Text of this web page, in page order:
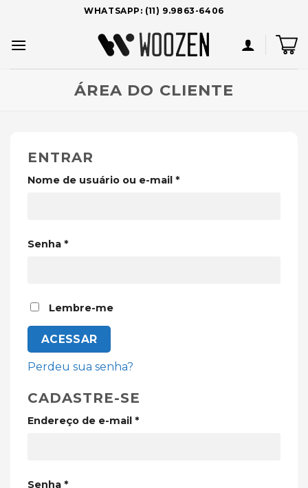
content
WHATSAPP: (11) 9.9863-6406
ÁREA DO CLIENTE
ENTRAR
Nome de usuário ou e-mail *Obrigatório
Senha *Obrigatório
Lembre-me
ACESSAR
Perdeu sua senha?
CADASTRE-SE
Endereço de e-mail *Obrigatório
Senha *Obrigatório